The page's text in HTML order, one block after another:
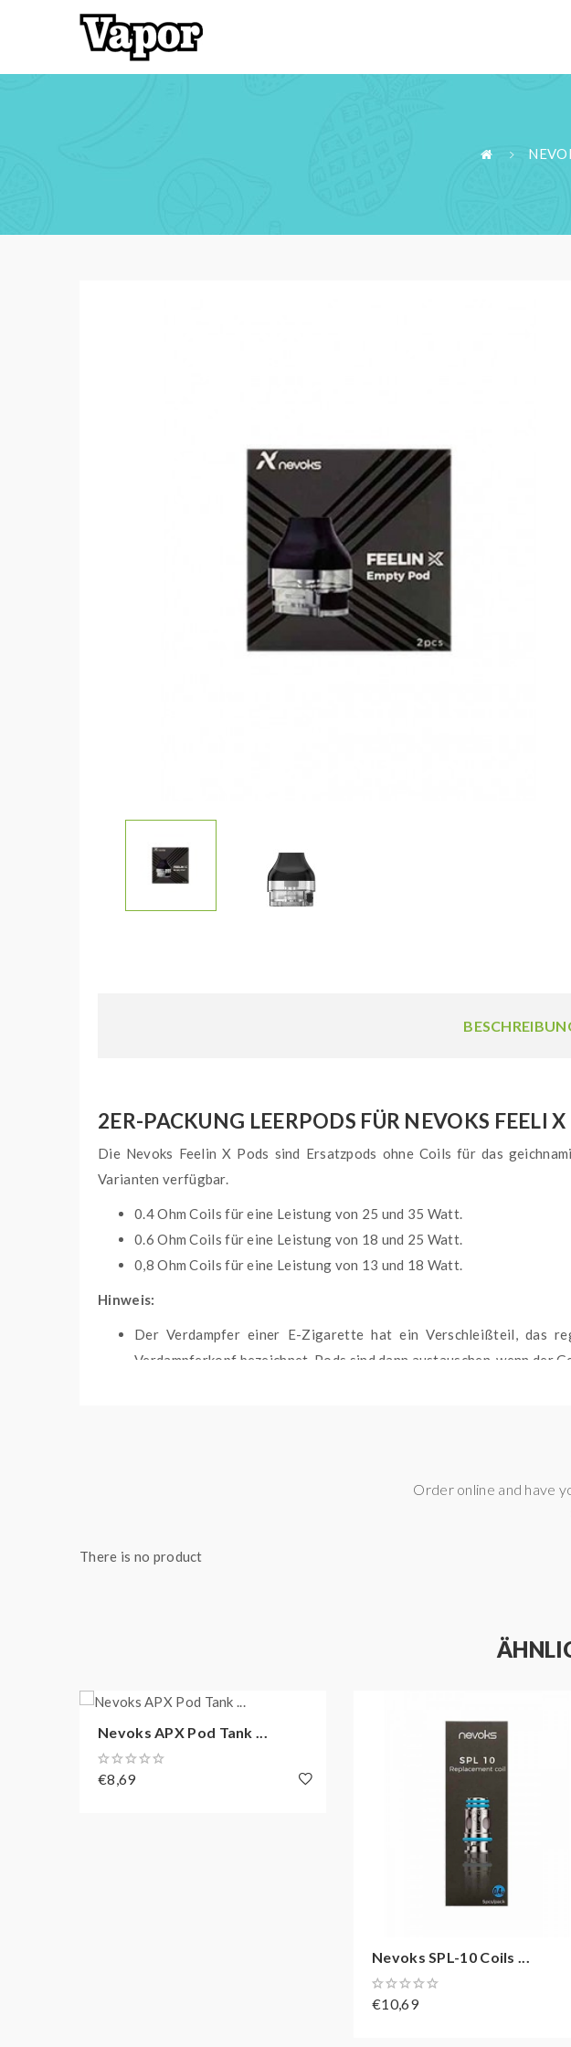
2ER-PACKUNG LEERPODS FÜR NEVOKS FEELI
Die Nevoks Feelin X Pods sind Ersatzpods ohne Coils für das
Varianten verfügbar.
0.4 Ohm Coils für eine Leistung von 25 und 35 Watt.
0.6 Ohm Coils für eine Leistung von 18 und 25 Watt.
0,8 Ohm Coils für eine Leistung von 13 und 18 Watt.
Hinweis:
Der Verdampfer einer E-Zigarette hat ein Verschleißteil, das
Verdampferkopf bezeichnet. Pods sind dann austauschen, wenn der
Order online and have
There is no product
Nevoks APX Pod Tank ...
€8,69
Nevoks SPL-10 Coils ...
€10,69